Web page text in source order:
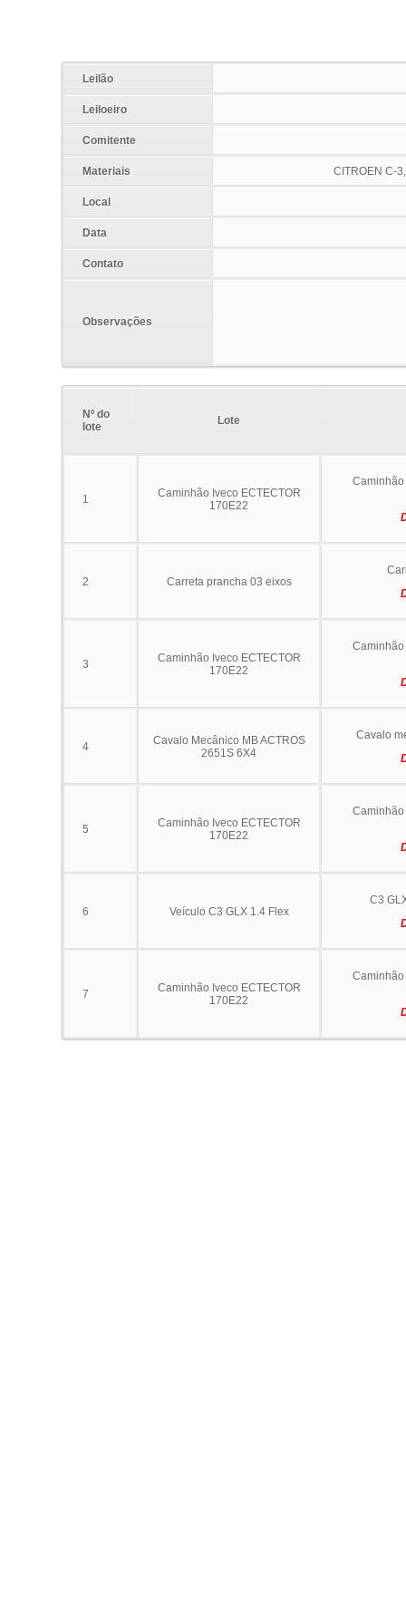
Leilão
Leiloeiro
Comitente
Materiais CITROEN C-
Local
Data
Contato
Observações
Nº do
lote
Lote
1
Caminhão Iveco ECTECTOR
170E22
Caminhão
2 Carreta prancha 03 eixos
3
Caminhão Iveco ECTECTOR
170E22
Caminhão
4
Cavalo Mecânico MB ACTROS
2651S 6X4
Cavalo
5
Caminhão Iveco ECTECTOR
170E22
Caminhão
6 Veículo C3 GLX 1.4 Flex
C3
7
Caminhão Iveco ECTECTOR
170E22
Caminhão